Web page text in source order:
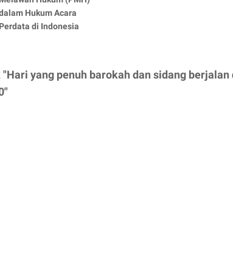
Hukum Acara
Perdata di Indonesia
yang penuh barokah dan sidang